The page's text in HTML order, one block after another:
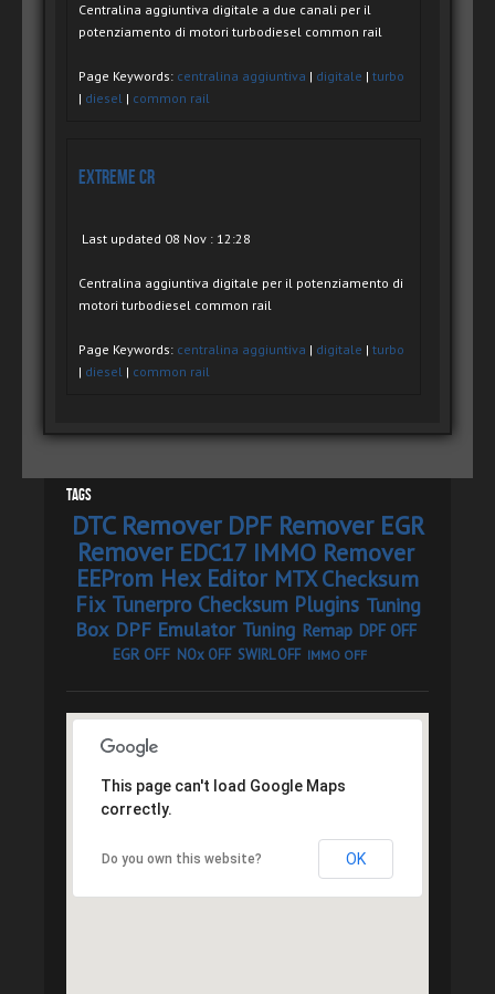
Centralina aggiuntiva digitale a due canali per il
potenziamento di motori turbodiesel common rail
Page Keywords: centralina aggiuntiva | digitale | turbo
| diesel | common rail
eXtreme CR
Last updated 08 Nov : 12:28
Centralina aggiuntiva digitale per il potenziamento di
motori turbodiesel common rail
Page Keywords: centralina aggiuntiva | digitale | turbo
| diesel | common rail
Tags
DTC Remover DPF Remover EGR
Remover EDC17 IMMO Remover
EEProm Hex Editor MTX Checksum
Fix Tunerpro Checksum Plugins Tuning
Box DPF Emulator Tuning Remap DPF OFF
EGR OFF NOx OFF SWIRL OFF IMMO OFF
This page can't load Google Maps
correctly.
Do you own this website? OK